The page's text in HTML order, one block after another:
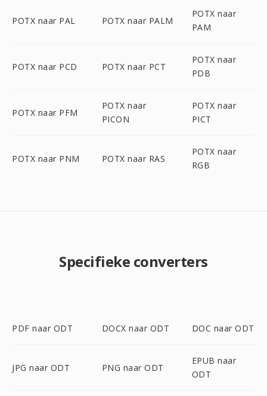
POTX naar PAL POTX naar PALM
POTX naar
PAM
POTX naar PCD POTX naar PCT
POTX naar
PDB
POTX naar PFM
POTX naar
PICON
POTX naar
PICT
POTX naar PNM POTX naar RAS
POTX naar
RGB
Specifieke converters
PDF naar ODT DOCX naar ODT DOC naar ODT
JPG naar ODT PNG naar ODT
EPUB naar
ODT